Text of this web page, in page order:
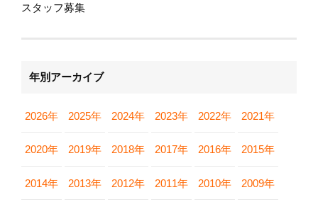
スタッフ募集
年別アーカイブ
2026年 2025年 2024年 2023年 2022年 2021年
2020年 2019年 2018年 2017年 2016年 2015年
2014年 2013年 2012年 2011年 2010年 2009年